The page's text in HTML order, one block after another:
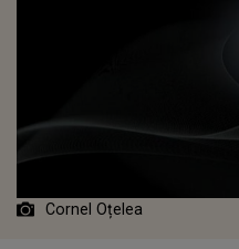
Cornel Oțelea